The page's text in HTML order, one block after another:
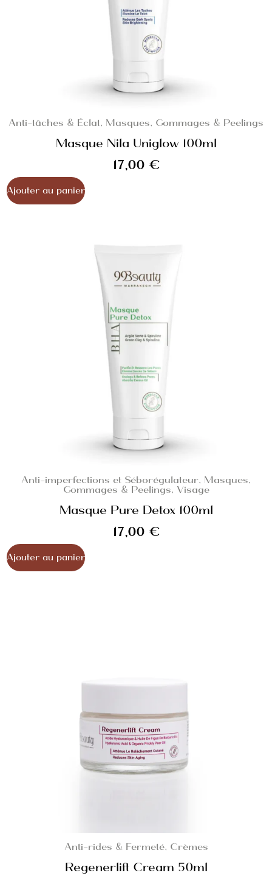
Anti-tâches & Éclat, Masques, Gommages & Peelings
Masque Nila Uniglow 100ml
17,00 €
Ajouter au panier
Anti-imperfections et Séborégulateur, Masques,
Gommages & Peelings, Visage
Masque Pure Detox 100ml
17,00 €
Ajouter au panier
Anti-rides & Fermeté, Crèmes
Regenerlift Cream 50ml